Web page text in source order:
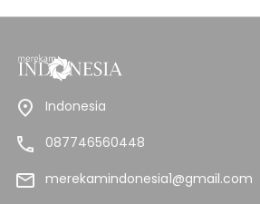
Indonesia
087746560448
merekamindonesia1@gmail.com